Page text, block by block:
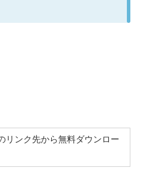
リンク先から無料ダウンロー